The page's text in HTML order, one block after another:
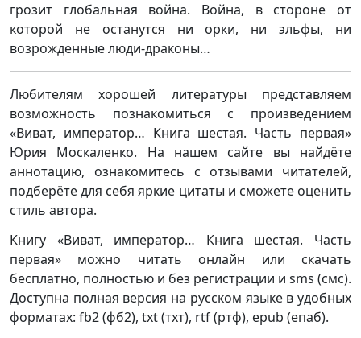
грозит глобальная война. Война, в стороне от
которой не останутся ни орки, ни эльфы, ни
возрожденные люди-драконы…
Любителям хорошей литературы представляем
возможность познакомиться с произведением
«Виват, император… Книга шестая. Часть первая»
Юрия Москаленко. На нашем сайте вы найдёте
аннотацию, ознакомитесь с отзывами читателей,
подберёте для себя яркие цитаты и сможете оценить
стиль автора.
Книгу «Виват, император… Книга шестая. Часть
первая» можно читать онлайн или скачать
бесплатно, полностью и без регистрации и sms (смс).
Доступна полная версия на русском языке в удобных
форматах: fb2 (фб2), txt (тхт), rtf (ртф), epub (епаб).